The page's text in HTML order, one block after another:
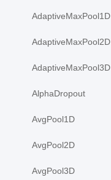
AdaptiveMaxPool1D
AdaptiveMaxPool2D
AdaptiveMaxPool3D
AlphaDropout
AvgPool1D
AvgPool2D
AvgPool3D